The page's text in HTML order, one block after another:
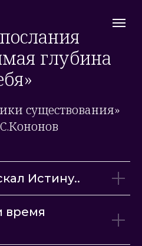
глубина
существования»
Истину..
время